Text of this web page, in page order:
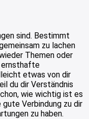
sind. Bestimmt
zu lachen
Themen oder
ernsthafte
etwas von dir
du dir Verständnis
wie wichtig ist es
Verbindung zu dir
zu haben.